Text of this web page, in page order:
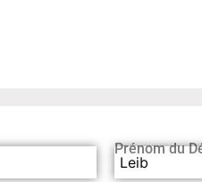
Prénom du
Leib